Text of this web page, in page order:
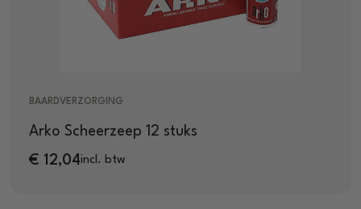
BAARDVERZORGING
Arko Scheerzeep 12 stuks
€ 12,04incl. btw